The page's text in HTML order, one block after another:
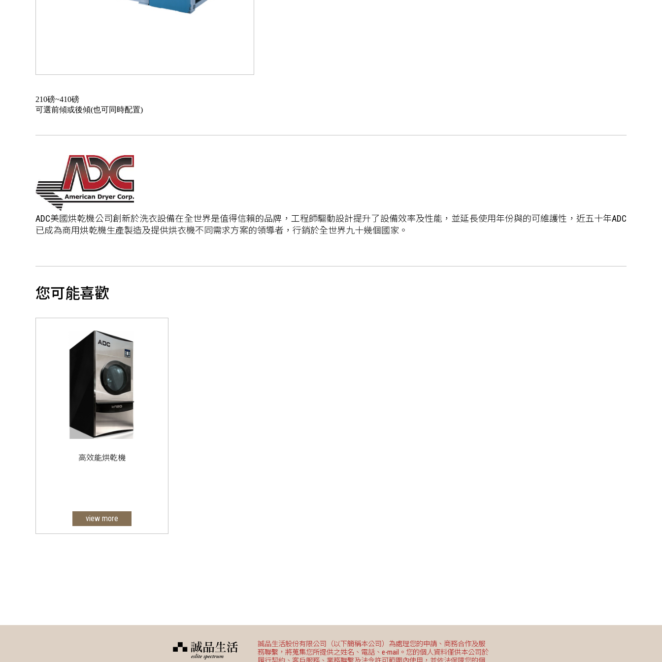
210磅~410磅
可選前傾或後傾(也可同時配置)
ADC美國烘乾機公司創新於洗衣設備在全世界是值得信賴的品牌，工程師驅動設計提升了設備效率及性能，並延長使用年份與的可維護性，近五十年ADC
已成為商用烘乾機生產製造及提供烘衣機不同需求方案的領導者，行銷於全世界九十幾個國家。
您可能喜歡
高效能烘乾機
一、投幣式烘乾機
二、傳統式烘乾機
view more
誠品生活股份有限公司（以下簡稱本公司）為處理您的申請、商務合作及服
務聯繫，將蒐集您所提供之姓名、電話、e-mail。您的個人資料僅供本公司於